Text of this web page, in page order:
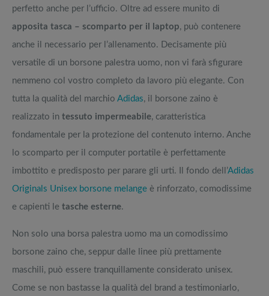
perfetto anche per l’ufficio. Oltre ad essere munito di
apposita tasca – scomparto per il laptop, può contenere
anche il necessario per l’allenamento. Decisamente più
versatile di un borsone palestra uomo, non vi farà sfigurare
nemmeno col vostro completo da lavoro più elegante. Con
tutta la qualità del marchio Adidas, il borsone zaino è
realizzato in tessuto impermeabile, caratteristica
fondamentale per la protezione del contenuto interno. Anche
lo scomparto per il computer portatile è perfettamente
imbottito e predisposto per parare gli urti. Il fondo dell’Adidas
Originals Unisex borsone melange è rinforzato, comodissime
e capienti le tasche esterne.
Non solo una borsa palestra uomo ma un comodissimo
borsone zaino che, seppur dalle linee più prettamente
maschili, può essere tranquillamente considerato unisex.
Come se non bastasse la qualità del brand a testimoniarlo,